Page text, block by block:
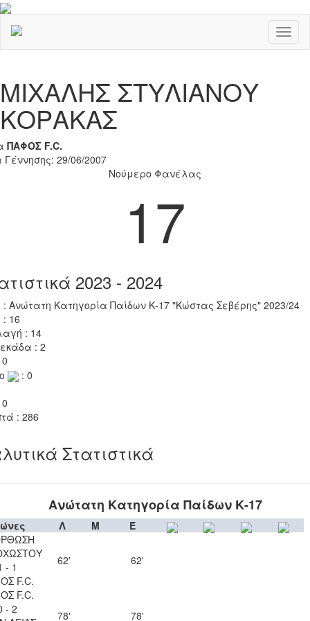
ΜΙΧΑΛΗΣ ΣΤΥΛΙΑΝΟΥ
ΚΟΡΑΚΑΣ
ΠΑΦΟΣ F.C.
Γέννησης: 29/06/2007
Νούμερο Φανέλας
17
2023 - 2024
: Ανώτατη Κατηγορία Παίδων Κ-17 "Κώστας Σεβέρης" 2023/24
16
: 14
: 2
: 0
: 286
Στατιστικά
Ανώτατη Κατηγορία Παίδων Κ-17
Λ Μ
Έ
- 1
F.C.
62' 62'
F.C.
- 2
78' 78'